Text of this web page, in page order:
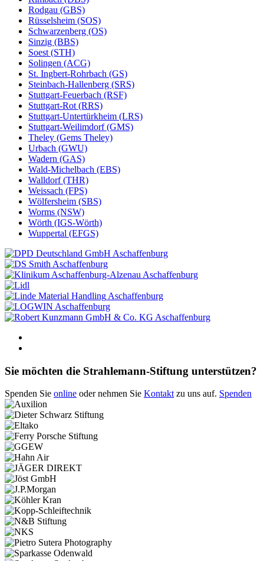
Rodgau (GBS)
Rüsselsheim (SOS)
Schwarzenberg (OS)
Sinzig (BBS)
Soest (STH)
Solingen (ACG)
St. Ingbert-Rohrbach (GS)
Steinbach-Hallenberg (SRS)
Stuttgart-Feuerbach (RSF)
Stuttgart-Rot (RRS)
Stuttgart-Untertürkheim (LRS)
Stuttgart-Weilimdorf (GMS)
Theley (Gems Theley)
Urbach (GWU)
Wadern (GAS)
Wald-Michelbach (EBS)
Walldorf (THR)
Weissach (FPS)
Wölfersheim (SBS)
Worms (NSW)
Wörth (IGS-Wörth)
Wuppertal (EFGS)
Aschaffenburg
Aschaffenburg
Aschaffenburg
Aschaffenburg
Aschaffenburg
Aschaffenburg
Sie möchten die Strahlemann-Stiftung unterstützen?
Spenden Sie online oder nehmen Sie Kontakt zu uns auf. Spenden